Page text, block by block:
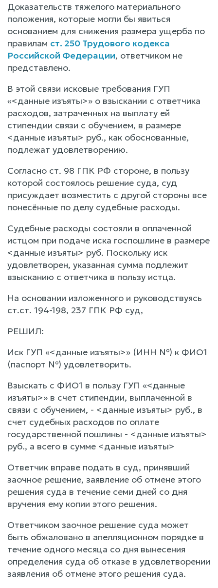
Доказательств тяжелого материального
положения, которые могли бы явиться
основанием для снижения размера ущерба по
правилам ст. 250 Трудового кодекса
Российской Федерации, ответчиком не
представлено.
В этой связи исковые требования ГУП
«<данные изъяты>» о взыскании с ответчика
расходов, затраченных на выплату ей
стипендии связи с обучением, в размере
<данные изъяты> руб., как обоснованные,
подлежат удовлетворению.
Согласно ст. 98 ГПК РФ стороне, в пользу
которой состоялось решение суда, суд
присуждает возместить с другой стороны все
понесённые по делу судебные расходы.
Судебные расходы состояли в оплаченной
истцом при подаче иска госпошлине в размере
<данные изъяты> руб. Поскольку иск
удовлетворен, указанная сумма подлежит
взысканию с ответчика в пользу истца.
На основании изложенного и руководствуясь
ст.ст. 194-198, 237 ГПК РФ суд,
РЕШИЛ:
Иск ГУП «<данные изъяты>» (ИНН №) к ФИО1
(паспорт №) удовлетворить.
Взыскать с ФИО1 в пользу ГУП «<данные
изъяты>» в счет стипендии, выплаченной в
связи с обучением, - <данные изъяты> руб., в
счет судебных расходов по оплате
государственной пошлины - <данные изъяты>
руб., а всего в сумме <данные изъяты>
Ответчик вправе подать в суд, принявший
заочное решение, заявление об отмене этого
решения суда в течение семи дней со дня
вручения ему копии этого решения.
Ответчиком заочное решение суда может
быть обжаловано в апелляционном порядке в
течение одного месяца со дня вынесения
определения суда об отказе в удовлетворении
заявления об отмене этого решения суда.